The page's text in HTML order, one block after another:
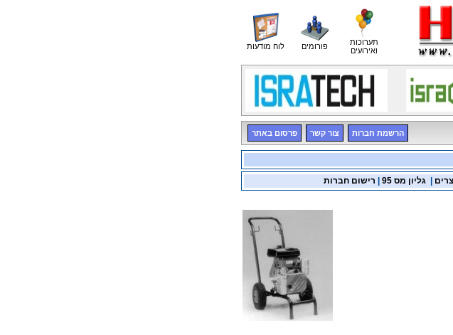
לוח מודעות פורומים
תערוכות
ואירועים
הרשמת חברות צור קשר פרסום באתר
גליון מס 95 רישום חברות